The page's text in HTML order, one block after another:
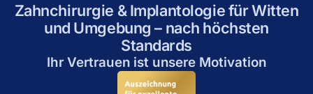
Zahnchirurgie & Implantologie für Witten
und Umgebung – nach höchsten
Standards
Ihr Vertrauen ist unsere Motivation